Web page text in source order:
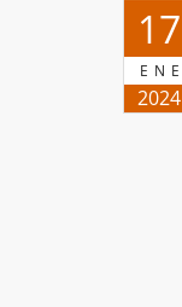
17
ENE
2024